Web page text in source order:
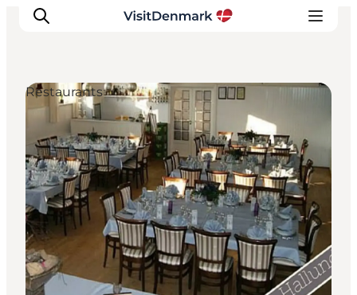
Inspiratie
Bestemmingen
Wat te doen
Accommodaties
Plan je reis
Restaurants